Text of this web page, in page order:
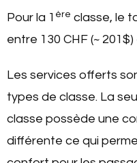
Pour la 1 ère classe, le
entre 130 CHF (~ 201$)
Les services offerts
types de classe. La
classe possède une
différente ce qui